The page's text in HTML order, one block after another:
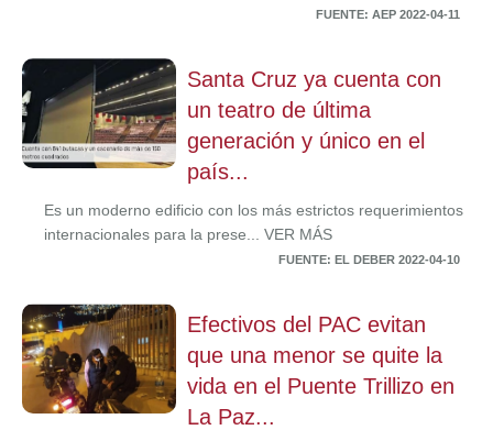
FUENTE: AEP 2022-04-11
Santa Cruz ya cuenta con
un teatro de última
generación y único en el
país...
Es un moderno edificio con los más estrictos requerimientos
internacionales para la prese... VER MÁS
FUENTE: EL DEBER 2022-04-10
Efectivos del PAC evitan
que una menor se quite la
vida en el Puente Trillizo en
La Paz...